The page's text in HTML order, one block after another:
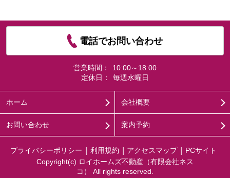
電話でお問い合わせ
営業時間：
10:00～18:00
定休日：
毎週水曜日
ホーム 会社概要
お問い合わせ 案内予約
プライバシーポリシー 利用規約 アクセスマップ
PCサイト
Copyright(c) ロイホームズ不動産（有限会社ネス
コ） All rights reserved.